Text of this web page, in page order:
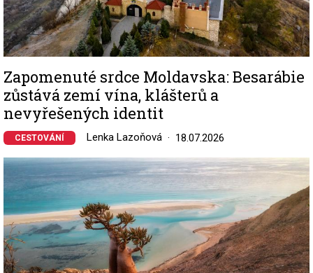
Zapomenuté srdce Moldavska: Besarábie
zůstává zemí vína, klášterů a
nevyřešených identit
CESTOVÁNÍ Lenka Lazoňová 18.07.2026
Image